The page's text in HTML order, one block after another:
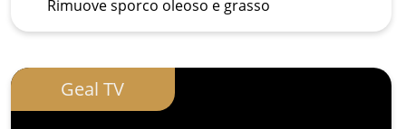
Rimuove sporco oleoso e grasso
Geal TV